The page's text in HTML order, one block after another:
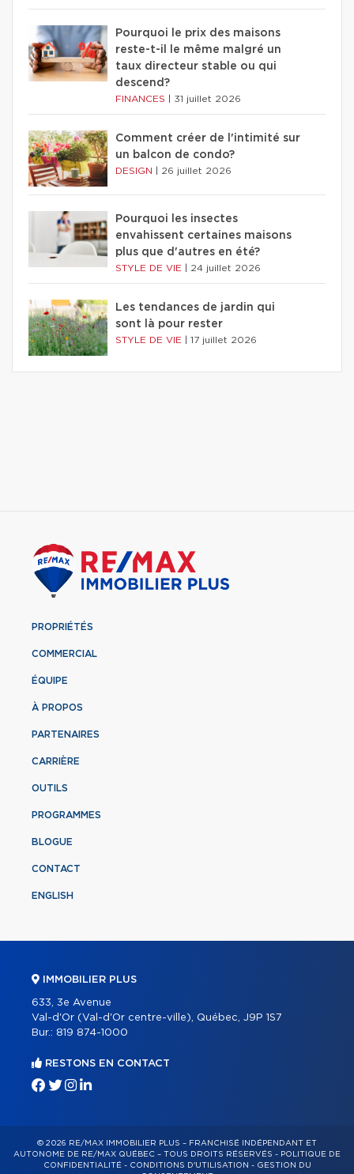
Pourquoi le prix des maisons
reste-t-il le même malgré un
taux directeur stable ou qui
descend?
FINANCES 31 juillet 2026
Comment créer de l'intimité sur
un balcon de condo?
DESIGN 26 juillet 2026
Pourquoi les insectes
envahissent certaines maisons
plus que d'autres en été?
STYLE DE VIE 24 juillet 2026
Les tendances de jardin qui
sont là pour rester
STYLE DE VIE 17 juillet 2026
PROPRIÉTÉS
COMMERCIAL
ÉQUIPE
À PROPOS
PARTENAIRES
CARRIÈRE
OUTILS
PROGRAMMES
BLOGUE
CONTACT
ENGLISH
IMMOBILIER PLUS
633, 3e Avenue
Val-d'Or (Val-d'Or centre-ville), Québec, J9P 1S7
Bur.: 819 874-1000
RESTONS EN CONTACT
© 2026 RE/MAX IMMOBILIER PLUS – FRANCHISÉ INDÉPENDANT ET
AUTONOME DE RE/MAX QUÉBEC – TOUS DROITS RÉSERVÉS - POLITIQUE DE
CONFIDENTIALITÉ- CONDITIONS D'UTILISATION - GESTION DU